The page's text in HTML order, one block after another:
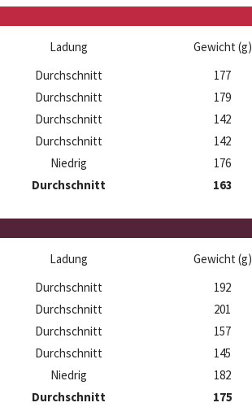
Ladung Gewicht (g)
Durchschnitt 177
Durchschnitt 179
Durchschnitt 142
Durchschnitt 142
Niedrig 176
Durchschnitt 163
Ladung Gewicht (g)
Durchschnitt 192
Durchschnitt 201
Durchschnitt 157
Durchschnitt 145
Niedrig 182
Durchschnitt 175